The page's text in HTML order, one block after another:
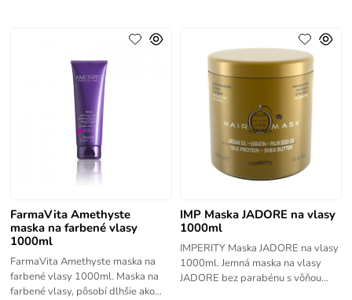
FarmaVita Amethyste
maska na farbené vlasy
1000ml
FarmaVita Amethyste maska na
farbené vlasy 1000ml. Maska na
farbené vlasy, pôsobí dlhšie ako
IMP Maska JADORE na vlasy
1000ml
IMPERITY Maska JADORE na vlasy
1000ml. Jemná maska na vlasy
JADORE bez parabénu s vôňou